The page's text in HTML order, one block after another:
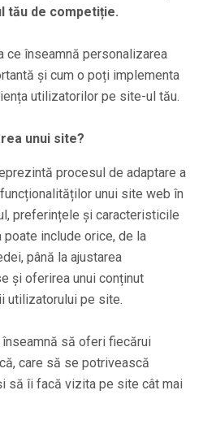
tău de competiție.
ce înseamnă personalizarea
și cum o poți implementa
utilizatorilor pe site-ul tău.
unui site?
procesul de adaptare a
unui site web în
preferințele și caracteristicile
include orice, de la
până la ajustarea
și oferirea unui conținut
utilizatorului pe site.
să oferi fiecărui
care să se potrivească
să îi facă vizita pe site cât mai